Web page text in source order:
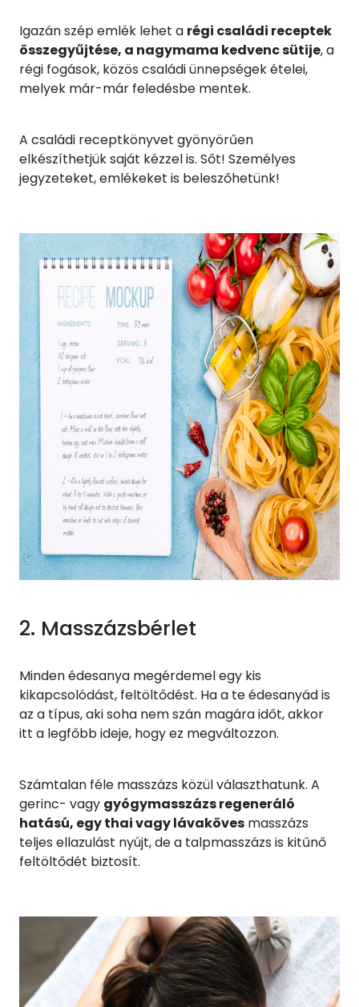
Igazán szép emlék lehet a régi családi receptek
összegyűjtése, a nagymama kedvenc sütije, a
régi fogások, közös családi ünnepségek ételei,
melyek már-már feledésbe mentek.
A családi receptkönyvet gyönyörűen
elkészíthetjük saját kézzel is. Sőt! Személyes
jegyzeteket, emlékeket is beleszőhetünk!
2. Masszázsbérlet
Minden édesanya megérdemel egy kis
kikapcsolódást, feltöltődést. Ha a te édesanyád is
az a típus, aki soha nem szán magára időt, akkor
itt a legfőbb ideje, hogy ez megváltozzon.
Számtalan féle masszázs közül választhatunk. A
gerinc- vagy gyógymasszázs regeneráló
hatású, egy thai vagy lávaköves masszázs
teljes ellazulást nyújt, de a talpmasszázs is kitűnő
feltöltődét biztosít.